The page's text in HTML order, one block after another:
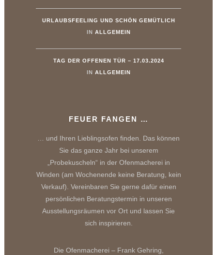
URLAUBSFEELING UND SCHÖN GEMÜTLICH
IN ALLGEMEIN
TAG DER OFFENEN TÜR – 17.03.2024
IN ALLGEMEIN
FEUER FANGEN …
… und Ihren Lieblingsofen finden. Das können
Sie das ganze Jahr bei unserem
„Probekuscheln“ in der Ofenmacherei in
Winden (am Wochenende keine Beratung, kein
Verkauf). Vereinbaren Sie gerne dafür einen
persönlichen Beratungstermin in unseren
Ausstellungsräumen vor Ort und lassen Sie
sich inspirieren.
Die Ofenmacherei – Frank Gehring,